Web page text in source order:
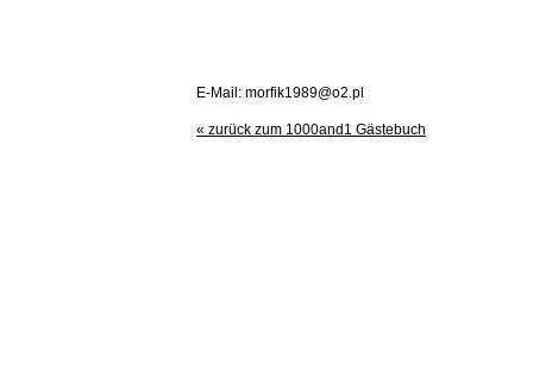
E-Mail: morfik1989@o2.pl
« zurück zum 1000and1 Gästebuch